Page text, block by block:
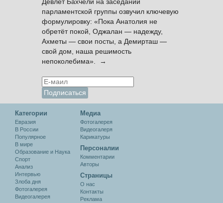
Девлет Бахчели на заседании
парламентской группы озвучил ключевую
формулировку: «Пока Анатолия не
обретёт покой, Оджалан — надежду,
Ахметы — свои посты, а Демирташ —
свой дом, наша решимость
непоколебима». →
Категории
Евразия
В России
Популярное
В мире
Образование и Наука
Спорт
Анализ
Интервью
Злоба дня
Фотогалерея
Видеогалерея
Медиа
Фотогалерея
Видеогалеря
Карикатуры
Персоналии
Комментарии
Авторы
Cтраницы
О нас
Контакты
Реклама